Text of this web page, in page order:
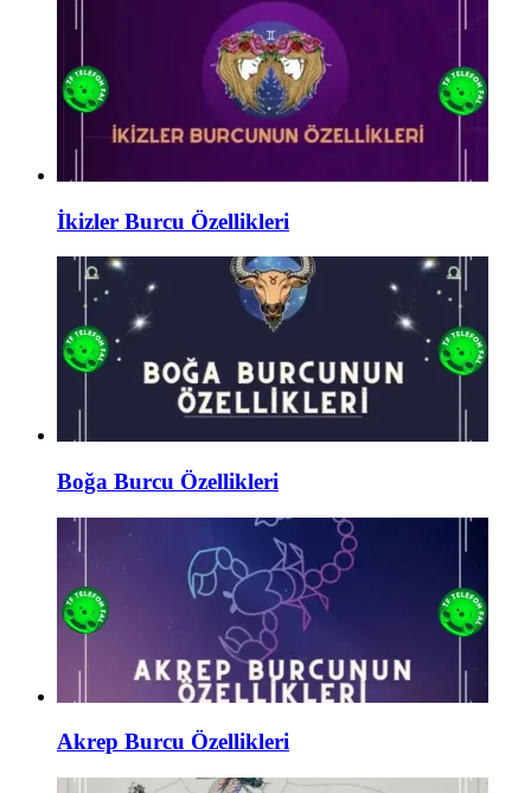
İkizler Burcu Özellikleri
Boğa Burcu Özellikleri
Akrep Burcu Özellikleri